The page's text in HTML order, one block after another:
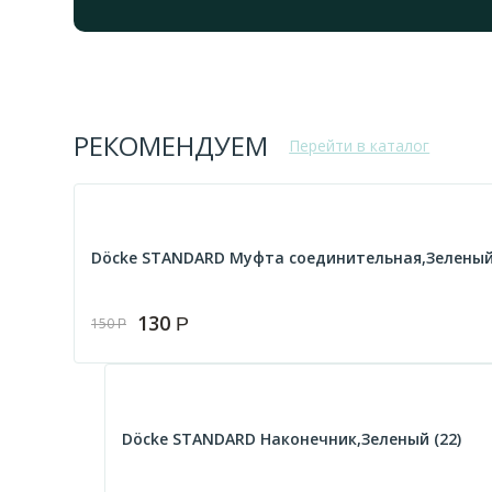
РЕКОМЕНДУЕМ Перейти в каталог
Döcke STANDARD Муфта
150Р 130 Р
Döcke STANDARD Наконечник,Зеленый (22)